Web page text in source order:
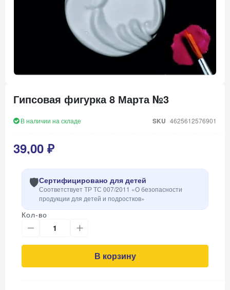
началу
галереи
Гипсовая фигурка 8 Марта №3
В наличии на складе SKU 4625612576901
39,00 ₽
🛡️Сертифицировано для детей
Соответствует ТР ТС 007/2011 «О безопасности
продукции для детей и подростков»
Кол-во
В корзину